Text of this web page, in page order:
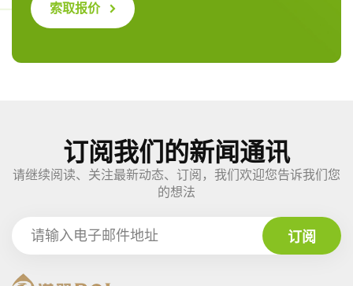
索取报价
订阅我们的新闻通讯
请继续阅读、关注最新动态、订阅，我们欢迎您告诉我们您
的想法